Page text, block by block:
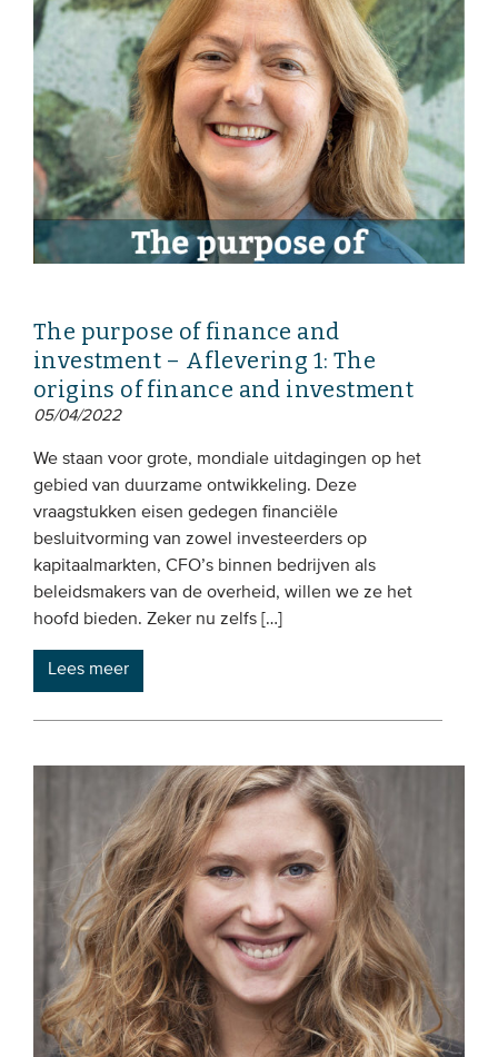
The purpose of finance and
investment – Aflevering 1: The
origins of finance and investment
05/04/2022
We staan voor grote, mondiale uitdagingen op het
gebied van duurzame ontwikkeling. Deze
vraagstukken eisen gedegen financiële
besluitvorming van zowel investeerders op
kapitaalmarkten, CFO’s binnen bedrijven als
beleidsmakers van de overheid, willen we ze het
hoofd bieden. Zeker nu zelfs […]
Lees meer